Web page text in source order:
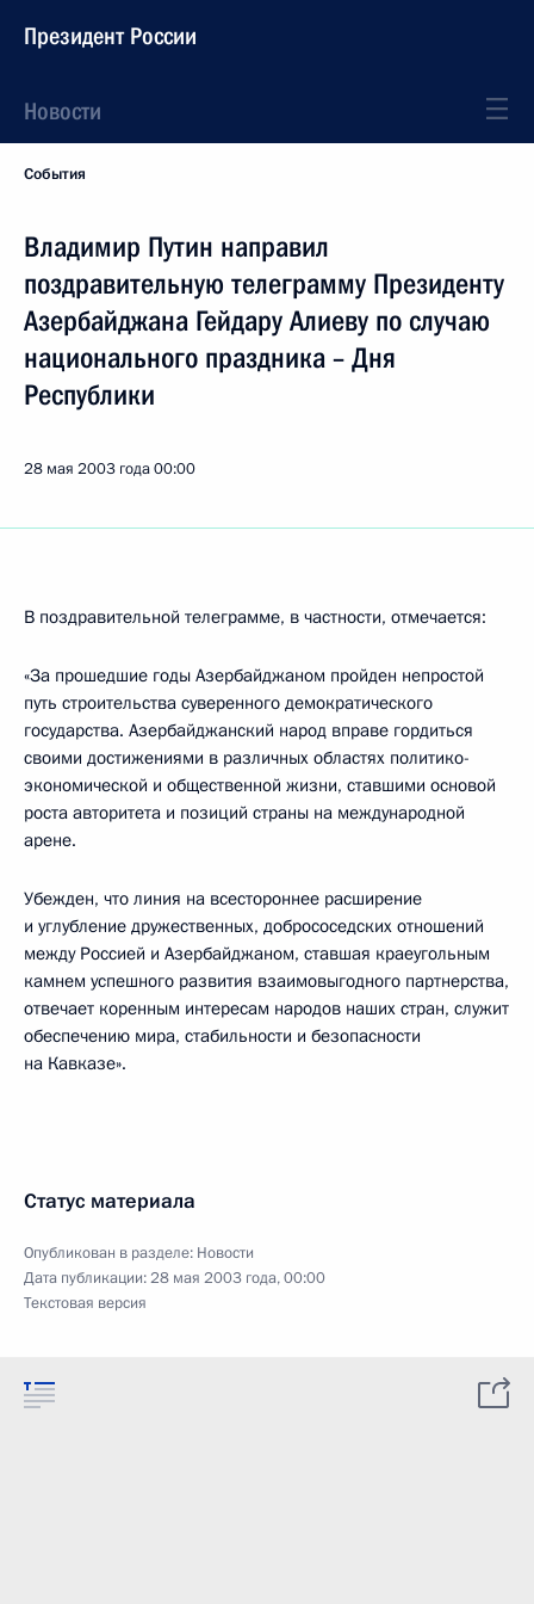
Президент России
Новости
События
Владимир Путин направил
поздравительную телеграмму Президенту
Азербайджана Гейдару Алиеву по случаю
национального праздника – Дня
Республики
28 мая 2003 года00:00
В поздравительной телеграмме, в частности, отмечается:
«За прошедшие годы Азербайджаном пройден непростой
путь строительства суверенного демократического
государства. Азербайджанский народ вправе гордиться
своими достижениями в различных областях политико-
экономической и общественной жизни, ставшими основой
роста авторитета и позиций страны на международной
арене.
Убежден, что линия на всестороннее расширение
и углубление дружественных, добрососедских отношений
между Россией и Азербайджаном, ставшая краеугольным
камнем успешного развития взаимовыгодного партнерства,
отвечает коренным интересам народов наших стран, служит
обеспечению мира, стабильности и безопасности
на Кавказе».
Статус материала
Опубликован в разделе: Новости
Дата публикации:28 мая 2003 года, 00:00
Текстовая версия